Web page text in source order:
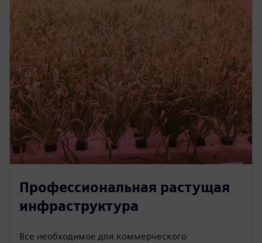
Профессиональная растущая
инфраструктура
Все необходимое для коммерческого